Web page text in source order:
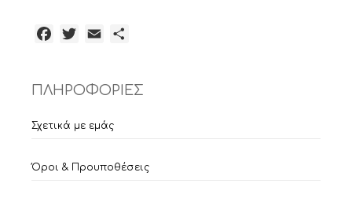
Facebook
TwitterEmail
ΠΛΗΡΟΦΟΡΙΕΣ
Σχετικά με εμάς
Όροι & Προυποθέσεις